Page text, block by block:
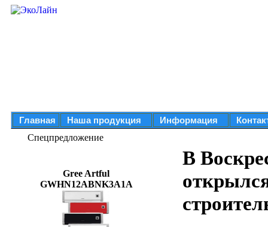
Главная Наша продукция Информация
Спецпредложение
Gree Artful
GWHN12ABNK3A1A
В